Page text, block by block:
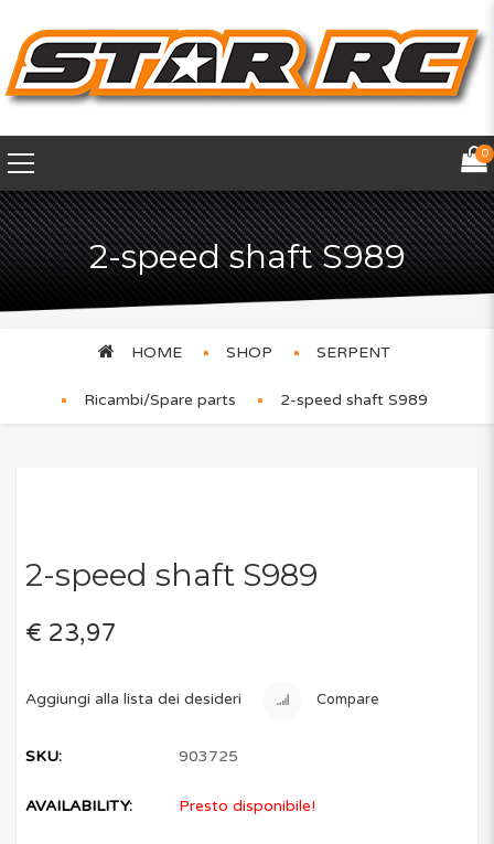
0
2-speed shaft S989
HOME SHOP SERPENT
Ricambi/Spare parts 2-speed shaft S989
2-speed shaft S989
€ 23,97
Aggiungi alla lista dei desideri Compare
SKU: 903725
AVAILABILITY: Presto disponibile!